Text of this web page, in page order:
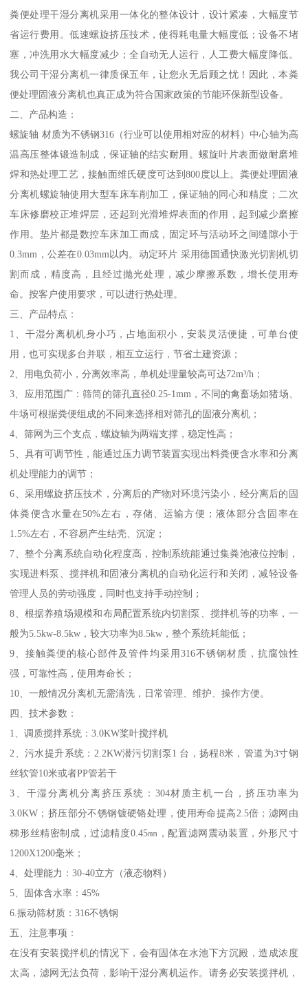
粪便处理干湿分离机采用一体化的整体设计，设计紧凑，大幅度节
省运行费用。低速螺旋挤压技术，使得耗电量大幅度低；设备不堵
塞，冲洗用水大幅度减少；全自动无人运行，人工费大幅度降低。
我公司干湿分离机一律质保五年，让您永无后顾之忧！因此，本粪
便处理固液分离机也真正成为符合国家政策的节能环保新型设备。
二、产品构造：
螺旋轴 材质为不锈钢316（行业可以使用相对应的材料）中心轴为高
温高压整体锻造制成，保证轴的结实耐用。螺旋叶片表面做耐磨堆
焊和热处理工艺，接触面维氏硬度可达到800度以上。粪便处理固液
分离机螺旋轴使用大型车床车削加工，保证轴的同心和精度；二次
车床修磨校正堆焊层，还起到光滑堆焊表面的作用，起到减少磨擦
作用。垫片都是数控车床加工而成，固定环与活动环之间缝隙小于
0.3mm，公差在0.03mm以内。动定环片 采用德国通快激光切割机切
割而成，精度高，且经过抛光处理，减少摩擦系数，增长使用寿
命。按客户使用要求，可以进行热处理。
三、产品特点：
1、干湿分离机机身小巧，占地面积小，安装灵活便捷，可单台使
用，也可实现多台并联，相互立运行，节省土建资源；
2、用电负荷小，分离效率高，单机处理量较高可达72m³/h；
3、应用范围广：筛筒的筛孔直径0.25-1mm，不同的禽畜场如猪场、
牛场可根据粪便组成的不同来选择相对筛孔的固液分离机；
4、筛网为三个支点，螺旋轴为两端支撑，稳定性高；
5、具有可调节性，能通过压力调节装置实现出料粪便含水率和分离
机处理能力的调节；
6、采用螺旋挤压技术，分离后的产物对环境污染小，经分离后的固
体粪便含水量在50%左右，存储、运输方便；液体部分含固率在
1.5%左右，不容易产生结壳、沉淀；
7、整个分离系统自动化程度高，控制系统能通过集粪池液位控制，
实现进料泵、搅拌机和固液分离机的自动化运行和关闭，减轻设备
管理人员的劳动强度，同时也支持手动控制；
8、根据养殖场规模和布局配置系统内切割泵、搅拌机等的功率，一
般为5.5kw-8.5kw，较大功率为8.5kw，整个系统耗能低；
9、接触粪便的核心部件及管件均采用316不锈钢材质，抗腐蚀性
强，可靠性高，使用寿命长；
10、一般情况分离机无需清洗，日常管理、维护、操作方便。
四、技术参数：
1、调质搅拌系统：3.0KW桨叶搅拌机
2、污水提升系统：2.2KW潜污切割泵1 台，扬程8米，管道为3寸钢
丝软管10米或者PP管若干
3、干湿分离机分离挤压系统：304材质主机一台，挤压功率为
3.0KW；挤压部分不锈钢镀硬铬处理，使用寿命提高2.5倍；滤网由
梯形丝精密制成，过滤精度0.45㎜，配置滤网震动装置，外形尺寸
1200X1200毫米；
4、处理能力：30-40立方（液态物料）
5、固体含水率：45%
6.振动筛材质：316不锈钢
五、注意事项：
在没有安装搅拌机的情况下，会有固体在水池下方沉殿，造成浓度
太高，滤网无法负荷，影响干湿分离机运作。请务必安装搅拌机，